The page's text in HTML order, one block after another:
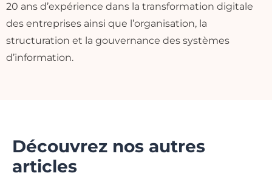
20 ans d’expérience dans la transformation digitale
des entreprises ainsi que l’organisation, la
structuration et la gouvernance des systèmes
d’information.
Découvrez nos autres
articles